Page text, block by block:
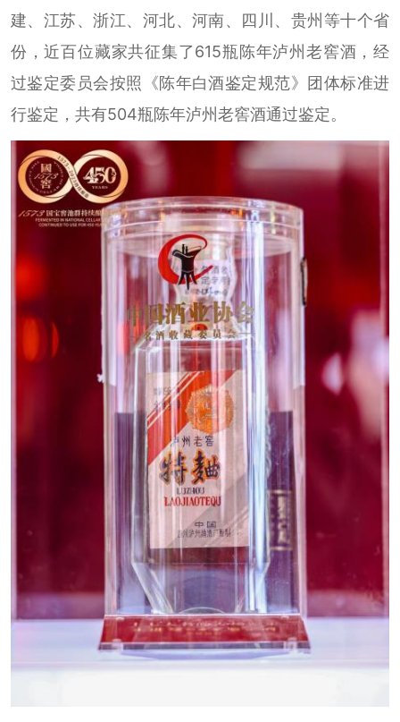
建、江苏、浙江、河北、河南、四川、贵州等十个省
份，近百位藏家共征集了615瓶陈年泸州老窖酒，经
过鉴定委员会按照《陈年白酒鉴定规范》团体标准进
行鉴定，共有504瓶陈年泸州老窖酒通过鉴定。